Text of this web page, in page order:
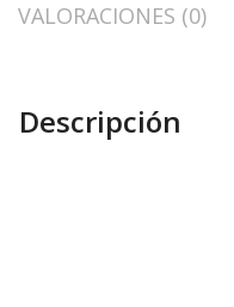
VALORACIONES (0)
Descripción